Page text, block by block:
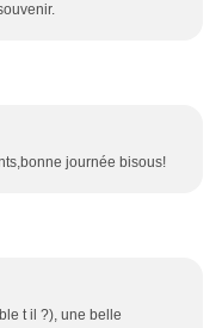
journée bisous!
t il ?), une belle